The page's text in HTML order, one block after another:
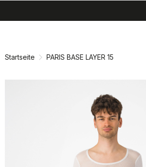
Startseite PARIS BASE LAYER 15